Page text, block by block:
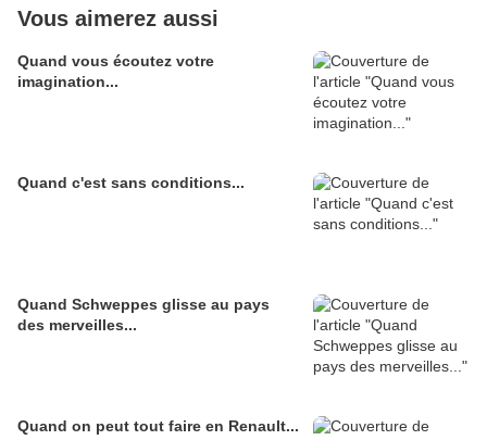
Vous aimerez aussi
Quand vous écoutez votre
imagination...
Quand c'est sans conditions...
Quand Schweppes glisse au pays
des merveilles...
Quand on peut tout faire en Renault...